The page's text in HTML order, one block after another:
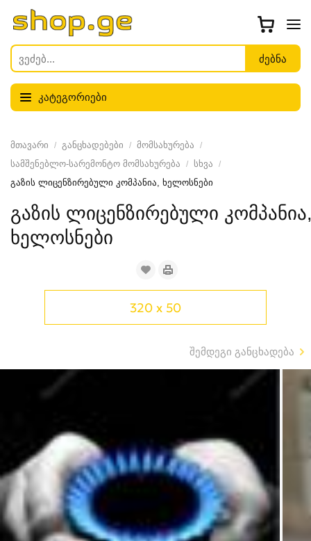
კატეგორიები
მთავარი განცხადებები
მომსახურება
სამშენებლო-სარემონტო მომსახურება
სხვა
გაზის ლიცენზირებული კომპანია, ხელოსნები
გაზის ლიცენზირებული
ხელოსნები
320 x 50
შემდეგი განცხადება